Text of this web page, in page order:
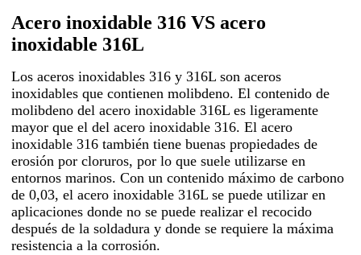
Acero inoxidable 316 VS acero
inoxidable 316L
Los aceros inoxidables 316 y 316L son aceros
inoxidables que contienen molibdeno. El contenido de
molibdeno del acero inoxidable 316L es ligeramente
mayor que el del acero inoxidable 316. El acero
inoxidable 316 también tiene buenas propiedades de
erosión por cloruros, por lo que suele utilizarse en
entornos marinos. Con un contenido máximo de carbono
de 0,03, el acero inoxidable 316L se puede utilizar en
aplicaciones donde no se puede realizar el recocido
después de la soldadura y donde se requiere la máxima
resistencia a la corrosión.